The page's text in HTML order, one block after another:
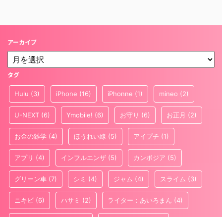
アーカイブ
タグ
Hulu (3) iPhone (16) iPhonne (1) mineo (2)
U-NEXT (6) Ymobile! (6) お守り (6) お正月 (2)
お金の雑学 (4) ほうれい線 (5) アイプチ (1)
アプリ (4) インフルエンザ (5) カンボジア (5)
グリーン車 (7) シミ (4) ジャム (4) スライム (3)
ニキビ (6) ハサミ (2) ライター：あいろまん (4)